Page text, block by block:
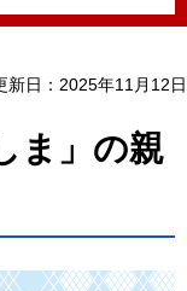
新日：2025年11月12日
ま」の親